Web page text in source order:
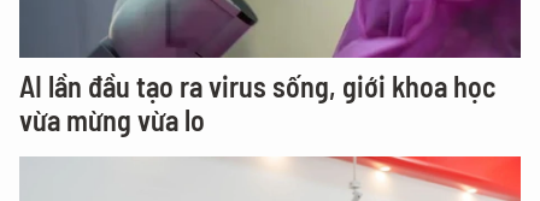
AI lần đầu tạo ra virus sống, giới khoa học
vừa mừng vừa lo